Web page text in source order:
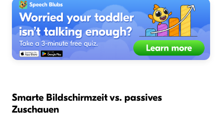
Smarte Bildschirmzeit vs. passives
Zuschauen